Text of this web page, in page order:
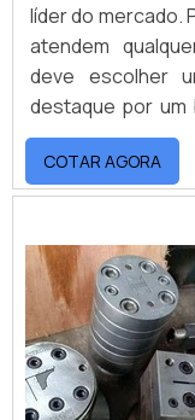
líder do mercado.
atendem
deve escolher
destaque por
tenha ampla
tema é molde de
profissionais
INFORMAÇÕES
EXTRUSORAA
em oferecer uma
alta qualidade
atividades e
COTAR AGORA